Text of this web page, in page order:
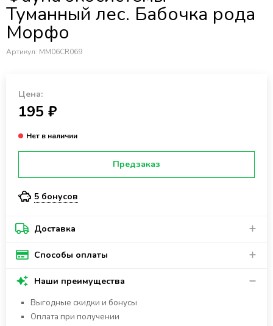
Туманный лес. Бабочка рода
Морфо
Артикул: MM06CR069
Цена:
195 ₽
Предзаказ
5 бонусов
Доставка
Способы оплаты
Наши преимущества
Выгодные скидки и бонусы
Оплата при получении